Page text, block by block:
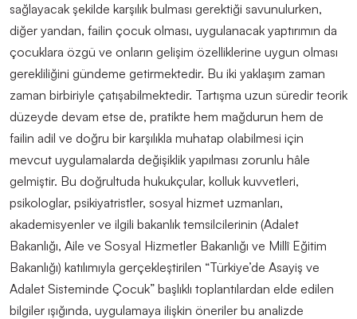
sağlayacak şekilde karşılık bulması gerektiği savunulurken,
diğer yandan, failin çocuk olması, uygulanacak yaptırımın da
çocuklara özgü ve onların gelişim özelliklerine uygun olması
gerekliliğini gündeme getirmektedir. Bu iki yaklaşım zaman
zaman birbiriyle çatışabilmektedir. Tartışma uzun süredir teorik
düzeyde devam etse de, pratikte hem mağdurun hem de
failin adil ve doğru bir karşılıkla muhatap olabilmesi için
mevcut uygulamalarda değişiklik yapılması zorunlu hâle
gelmiştir. Bu doğrultuda hukukçular, kolluk kuvvetleri,
psikologlar, psikiyatristler, sosyal hizmet uzmanları,
akademisyenler ve ilgili bakanlık temsilcilerinin (Adalet
Bakanlığı, Aile ve Sosyal Hizmetler Bakanlığı ve Millî Eğitim
Bakanlığı) katılımıyla gerçekleştirilen “Türkiye’de Asayiş ve
Adalet Sisteminde Çocuk” başlıklı toplantılardan elde edilen
bilgiler ışığında, uygulamaya ilişkin öneriler bu analizde